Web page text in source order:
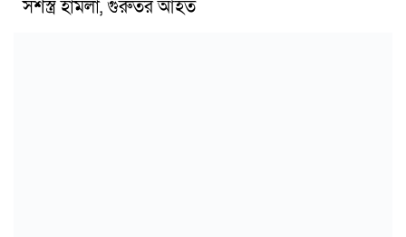
সশস্ত্র হামলা, গুরুতর আহত